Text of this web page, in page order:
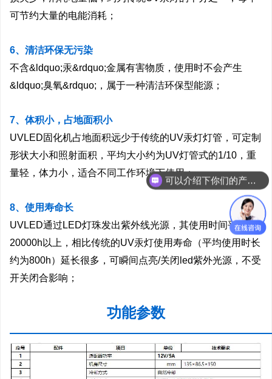
可节约大量的电能消耗；
6、清洁环保无污染
不含&ldquo;汞&rdquo;金属有害物质，使用时不会产生
&ldquo;臭氧&rdquo;，属于一种清洁环保型能源；
7、体积小，占地面积小
UVLED固化机占地面积远少于传统的UV汞灯灯管，可定制
形状大小和照射面积，平均大小约为UV灯管式的1/10，重
量轻，体力小，适合不同工作环境下使用；
8、使用寿命长
UVLED通过LED灯珠发出紫外线光源，其使用时间平均在
20000h以上，相比传统的UV汞灯使用寿命（平均使用时长
约为800h）延长很多，可瞬间点亮/关闭led紫外光源，不受
开关闭合影响；
功能参数
可以介绍下你们的产品么？
你们是怎么收费的呢？